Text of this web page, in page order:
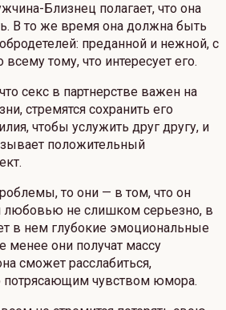
Близнец полагает, что она
В то же время она должна быть
преданной и нежной, с
тому, что интересует его.
секс в партнерстве важен на
стремятся сохранить его
чтобы услужить друг другу, и
положительный
то они — в том, что он
любовью не слишком серьезно, в
в нем глубокие эмоциональные
менее они получат массу
сможет расслабиться,
потрясающим чувством юмора.